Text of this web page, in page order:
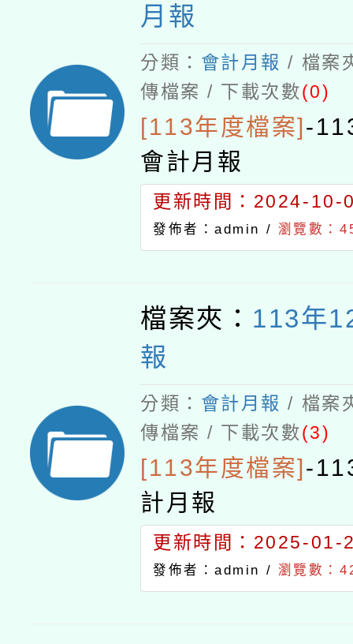
月報
分類： 會計月報 / 檔案
傳檔案 / 下載次數(0)
[113年度檔案]-
會計月報
更新時間：2024-10-
發佈者：admin / 瀏覽數：
檔案夾： 113年
報
分類： 會計月報 / 檔案
傳檔案 / 下載次數(3)
[113年度檔案]-
計月報
更新時間：2025-01-
發佈者：admin / 瀏覽數：